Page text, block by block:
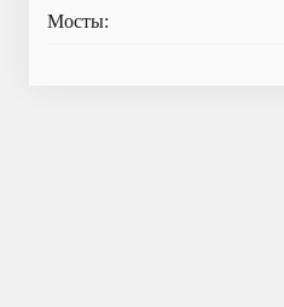
Мосты: